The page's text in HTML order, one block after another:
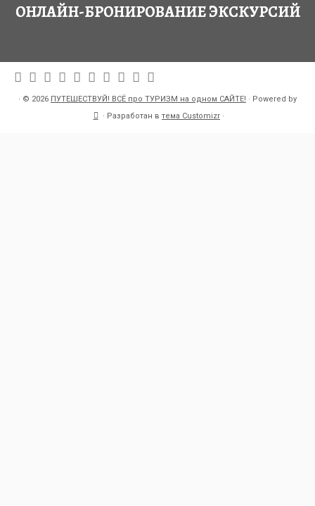
ОНЛАЙН-БРОНИРОВАНИЕ ЭКСКУРСИЙ
· © 2026 ПУТЕШЕСТВУЙ! ВСЁ про ТУРИЗМ на одном САЙТЕ! · Powered by
· Разработан в тема Customizr ·